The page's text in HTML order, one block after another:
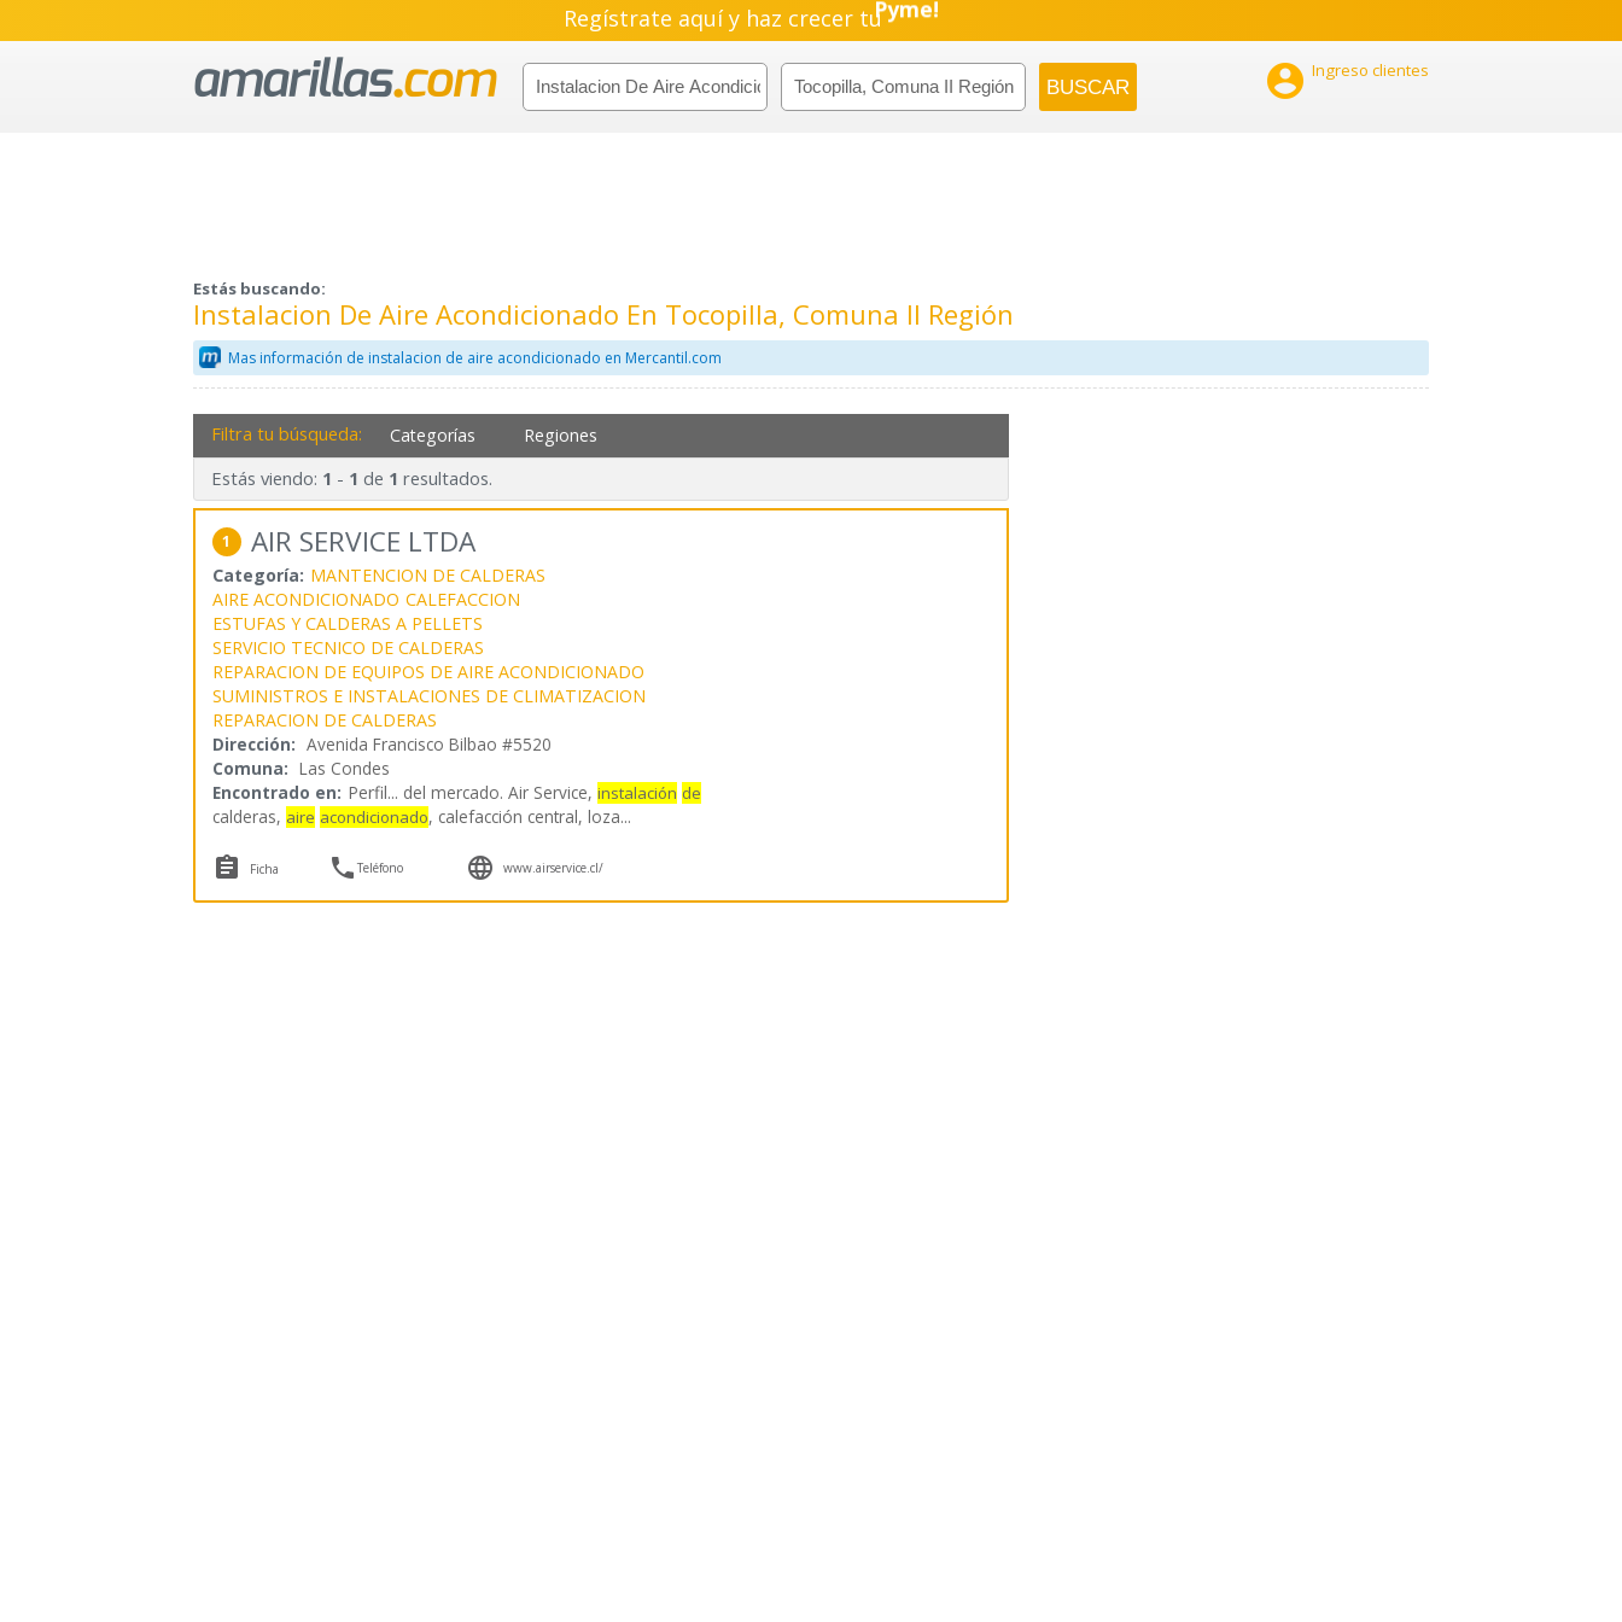
Regístrate aquí y haz crecer tuPyme!
Emprendimiento!
 Ingreso clientes
Estás buscando:
Instalacion De Aire Acondicionado En Tocopilla, Comuna II Región
Mas información de instalacion de aire acondicionado en Mercantil.com
Filtra tu búsqueda: Categorías Regiones
Estás viendo: 1 - 1 de 1 resultados.
1 AIR SERVICE LTDA
Categoría: MANTENCION DE CALDERAS
AIRE ACONDICIONADO CALEFACCION
ESTUFAS Y CALDERAS A PELLETS
SERVICIO TECNICO DE CALDERAS
REPARACION DE EQUIPOS DE AIRE ACONDICIONADO
SUMINISTROS E INSTALACIONES DE CLIMATIZACION
REPARACION DE CALDERAS
Dirección: Avenida Francisco Bilbao #5520
Comuna: Las Condes
Encontrado en: Perfil... del mercado. Air Service, instalación de
calderas, aire acondicionado, calefacción central, loza...
 Ficha Teléfono  www.airservice.cl/